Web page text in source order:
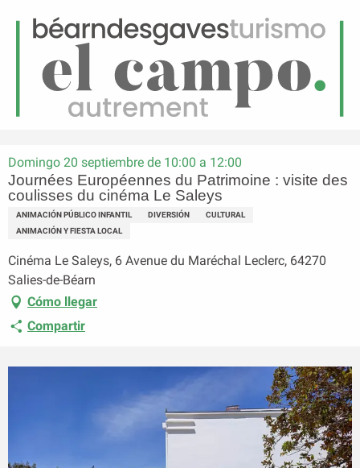
Menú
Página principal
Journées Européennes du Patrimoine : visite des coulisses du cinéma
Domingo 20 septiembre de 10:00 a 12:00
Journées Européennes du Patrimoine : visite des
coulisses du cinéma Le Saleys
ANIMACIÓN PÚBLICO INFANTIL DIVERSIÓN
CULTURAL
ANIMACIÓN Y FIESTA LOCAL
Cinéma Le Saleys, 6 Avenue du Maréchal Leclerc, 64270
Salies-de-Béarn
Cómo llegar
Compartir